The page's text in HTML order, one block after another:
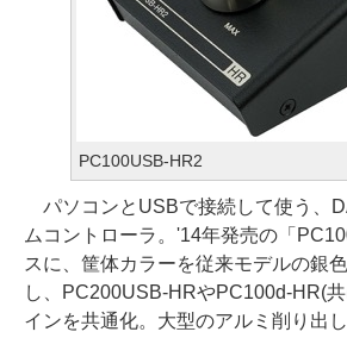
PC100USB-HR2
パソコンとUSBで接続して使う、
ムコントローラ。'14年発売の「
スに、筐体カラーを従来モデルの銀
し、PC200USB-HRやPC100d-HR(
インを共通化。大型のアルミ削り出